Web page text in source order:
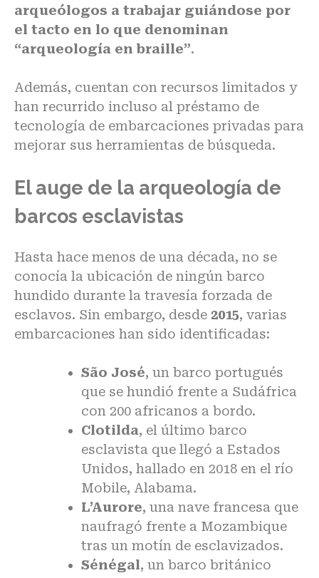
arqueólogos a trabajar guiándose por
el tacto en lo que denominan
“arqueología en braille”.
Además, cuentan con recursos limitados y
han recurrido incluso al préstamo de
tecnología de embarcaciones privadas para
mejorar sus herramientas de búsqueda.
El auge de la arqueología de
barcos esclavistas
Hasta hace menos de una década, no se
conocía la ubicación de ningún barco
hundido durante la travesía forzada de
esclavos. Sin embargo, desde 2015, varias
embarcaciones han sido identificadas:
São José, un barco portugués
que se hundió frente a Sudáfrica
con 200 africanos a bordo.
Clotilda, el último barco
esclavista que llegó a Estados
Unidos, hallado en 2018 en el río
Mobile, Alabama.
L’Aurore, una nave francesa que
naufragó frente a Mozambique
tras un motín de esclavizados.
Sénégal, un barco británico